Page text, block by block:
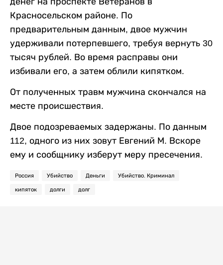
Красносельском районе. По
предварительным данным, двое мужчин
удерживали потерпевшего, требуя вернуть 30
тысяч рублей. Во время расправы они
избивали его, а затем облили кипятком.
От полученных травм мужчина скончался на
месте происшествия.
Двое подозреваемых задержаны. По данным
112, одного из них зовут Евгений М. Вскоре
ему и сообщнику изберут меру пресечения.
Россия Убийство Деньги Убийство. Криминал
кипяток долги долг